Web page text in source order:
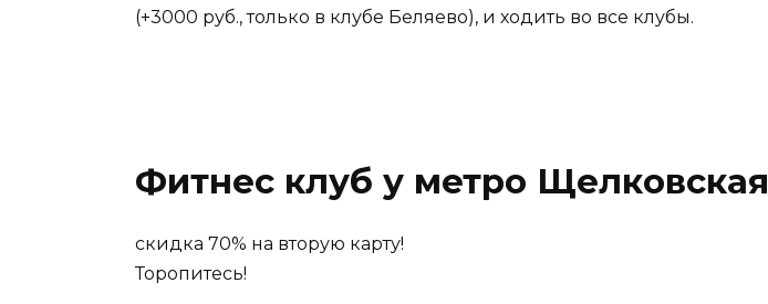
(+3000 руб., только в клубе Беляево), и ходить во все клубы.
Фитнес клуб у метро Щелковская
скидка 70% на вторую карту!
Торопитесь!